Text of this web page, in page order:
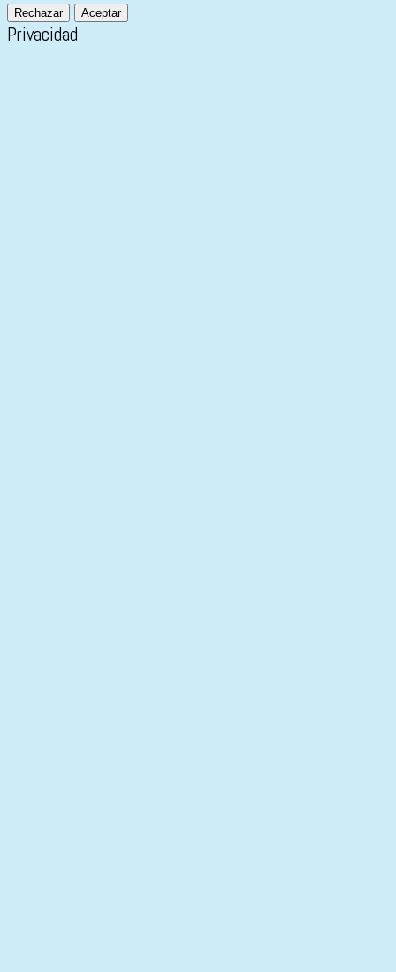
Rechazar Aceptar
Privacidad